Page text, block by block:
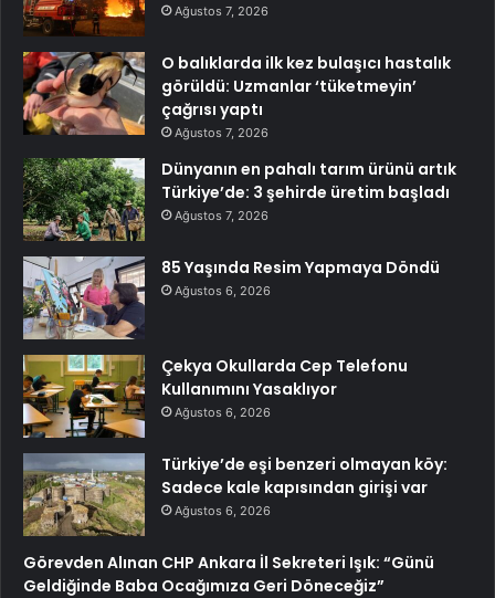
Ağustos 7, 2026
O balıklarda ilk kez bulaşıcı hastalık
görüldü: Uzmanlar ‘tüketmeyin’
çağrısı yaptı
Ağustos 7, 2026
Dünyanın en pahalı tarım ürünü artık
Türkiye’de: 3 şehirde üretim başladı
Ağustos 7, 2026
85 Yaşında Resim Yapmaya Döndü
Ağustos 6, 2026
Çekya Okullarda Cep Telefonu
Kullanımını Yasaklıyor
Ağustos 6, 2026
Türkiye’de eşi benzeri olmayan köy:
Sadece kale kapısından girişi var
Ağustos 6, 2026
Görevden Alınan CHP Ankara İl Sekreteri Işık: “Günü
Geldiğinde Baba Ocağımıza Geri Döneceğiz”